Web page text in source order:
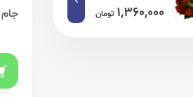
1,360,000 تومان